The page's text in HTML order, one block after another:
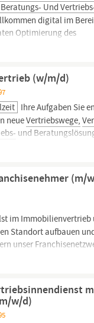
Und
digital im
Optimierung des
der Verträge
und
und Partizipation an
In der digitalen
(w/m/d)
Ihre Aufgaben Sie
neueVertriebswege,
und
und Mitglieder. Sie
relevante
zur
(m/
im Immobilienvertrieb
Standort aufbauen
unser
starten in der
professionalisiert
w/d)